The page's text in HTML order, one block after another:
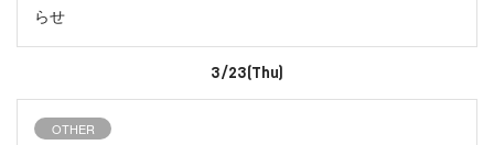
らせ
3/23(Thu)
OTHER